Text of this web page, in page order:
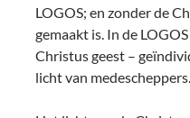
LOGOS; en zonder de
gemaakt is. In de
Christus geest –
licht van medescheppers.